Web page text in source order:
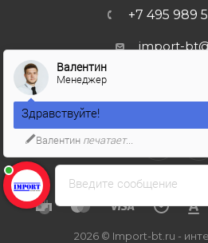
+7 495 989
import-
г. Москва, ул.
2026 © Import-bt.ru -
Введите сообщение
Валентин
Менеджер
Здравствуйте!
Валентин печатает...